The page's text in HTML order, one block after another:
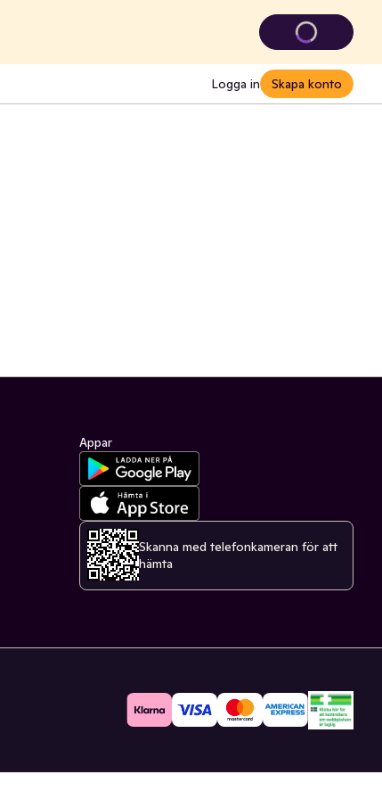
Logga in Skapa konto
Appar
Skanna med telefonkameran för att
hämta